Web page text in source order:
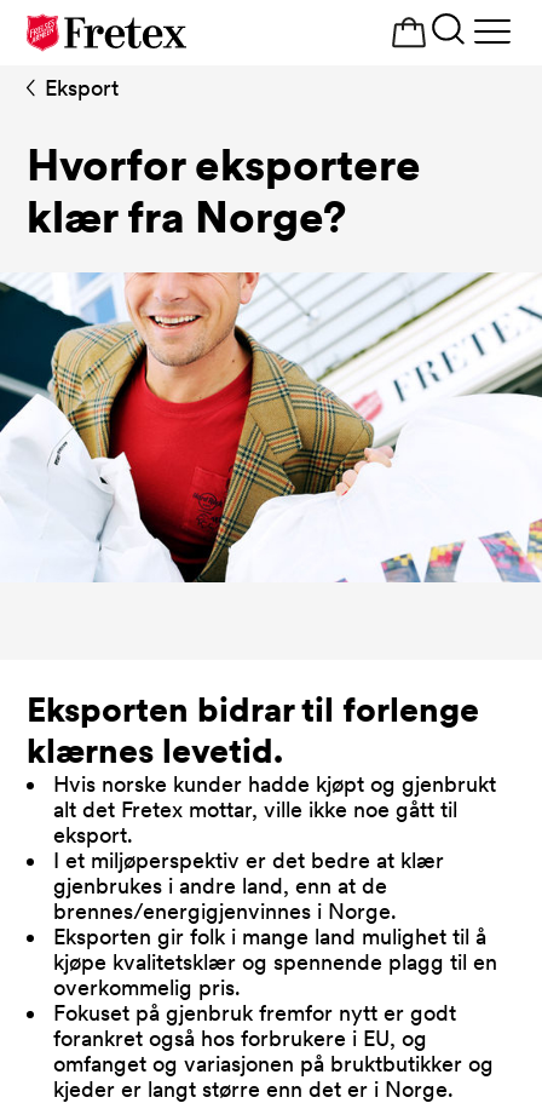
Åpne
Eksport
Hvorfor eksportere
klær fra Norge?
Eksporten bidrar til forlenge
klærnes levetid.
Hvis norske kunder hadde kjøpt og gjenbrukt
alt det Fretex mottar, ville ikke noe gått til
eksport.
I et miljøperspektiv er det bedre at klær
gjenbrukes i andre land, enn at de
brennes/energigjenvinnes i Norge.
Eksporten gir folk i mange land mulighet til å
kjøpe kvalitetsklær og spennende plagg til en
overkommelig pris.
Fokuset på gjenbruk fremfor nytt er godt
forankret også hos forbrukere i EU, og
omfanget og variasjonen på bruktbutikker og
kjeder er langt større enn det er i Norge.